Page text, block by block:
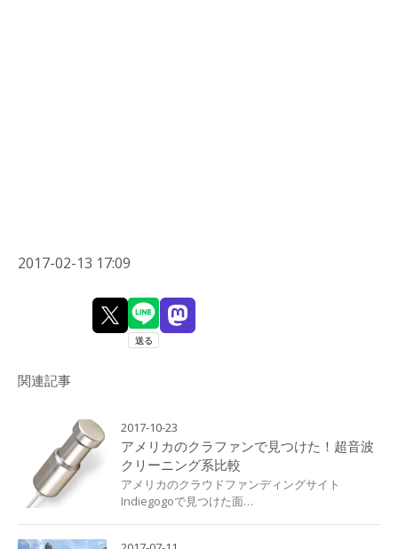
2017-02-13 17:09
関連記事
2017-10-23
アメリカのクラファンで見つけた！超音波
クリーニング系比較
アメリカのクラウドファンディングサイト
Indiegogoで見つけた面…